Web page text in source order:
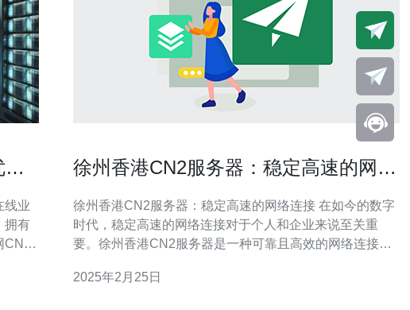
线业
拥有
CN2
点与
徐州香港CN2服务器：稳定高速的网络
徐州香港CN2服务器：稳定高速的网络连接 在如今的数字
时代，稳定高速的网络连接对于个人和企业来说至关重
要。徐州香港CN2服务器是一种可靠且高效的网络连接解
CN2服务器是一种位于徐州和香港之间的网络连接设施。
2025年2月25日